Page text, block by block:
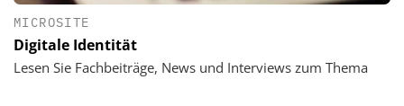
MICROSITE
Digitale Identität
Lesen Sie Fachbeiträge, News und Interviews zum Thema